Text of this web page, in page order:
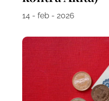
14 - feb - 2026